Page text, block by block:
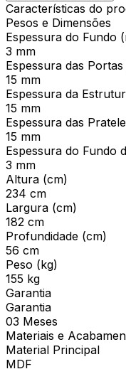
Características do
Pesos e Dimensões
Espessura do Fundo
3 mm
Espessura das
15 mm
Espessura da
15 mm
Espessura das
15 mm
Espessura do Fundo
3 mm
Altura (cm)
234 cm
Largura (cm)
182 cm
Profundidade (cm)
56 cm
Peso (kg)
155 kg
Garantia
Garantia
03 Meses
Materiais e
Material Principal
MDF